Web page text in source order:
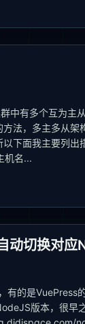
中有多个互为主
法，多主多从
下面我主要列
机名...
动切换对应
有的是
版本，很早